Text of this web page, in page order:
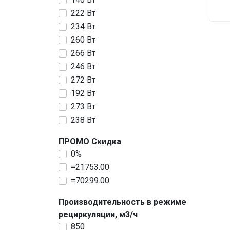
222 Вт
234 Вт
260 Вт
266 Вт
246 Вт
272 Вт
192 Вт
273 Вт
238 Вт
ПРОМО Скидка
0%
=21753.00
=70299.00
Производительность в режиме
рециркуляции, м3/ч
850